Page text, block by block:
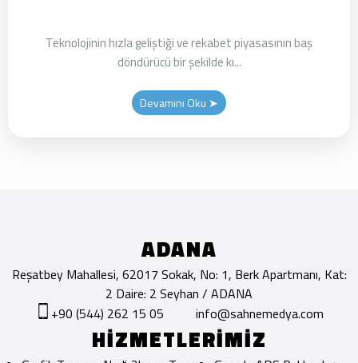
Teknolojinin hızla geliştiği ve rekabet piyasasının baş
döndürücü bir şekilde kı...
Devamını Oku ➤
ADANA
Reşatbey Mahallesi, 62017 Sokak, No: 1, Berk Apartmanı, Kat:
2 Daire: 2 Seyhan / ADANA
+90 (544) 262 15 05
info@sahnemedya.com
HİZMETLERİMİZ